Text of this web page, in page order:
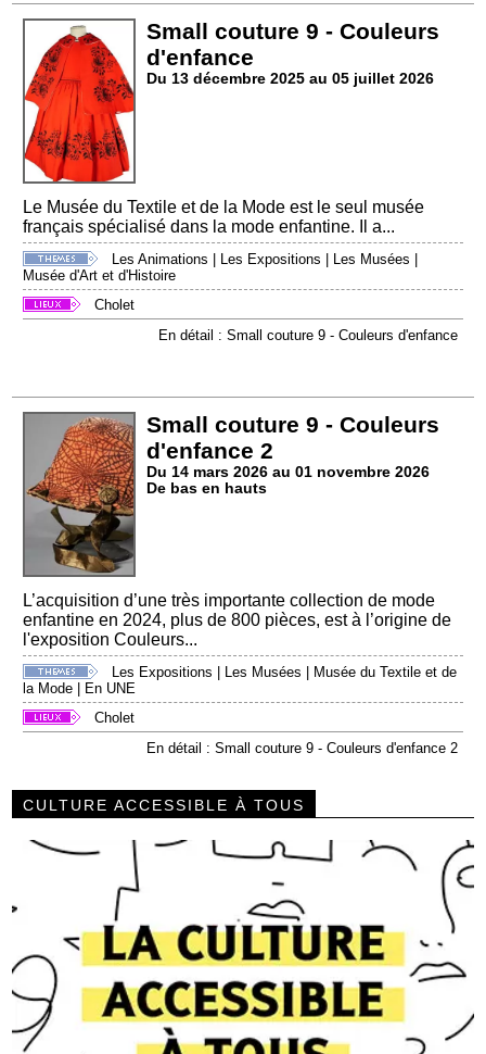
Small couture 9 - Couleurs
d'enfance
Du 13 décembre 2025 au 05 juillet 2026
Le Musée du Textile et de la Mode est le seul musée
français spécialisé dans la mode enfantine. Il a...
Les Animations Les Expositions Les Musées
Musée d'Art et d'Histoire
Cholet
En détail : Small couture 9 - Couleurs d'enfance
Small couture 9 - Couleurs
d'enfance 2
Du 14 mars 2026 au 01 novembre 2026
De bas en hauts
L’acquisition d’une très importante collection de mode
enfantine en 2024, plus de 800 pièces, est à l’origine de
l'exposition Couleurs...
Les Expositions | Les Musées | Musée du Textile et de
la Mode | En UNE
Cholet
En détail : Small couture 9 - Couleurs d'enfance 2
CULTURE ACCESSIBLE À TOUS